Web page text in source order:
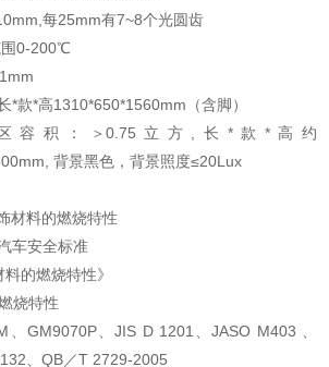
每25mm有7~8个光圆齿
围0-200℃
*款*高1310*650*1560mm（含脚）
容积：＞0.75立方,长*款*高约
背景黑色，背景照度≤20Lux
材料的燃烧特性
车安全标准
的燃烧特性》
烧特性
GM9070P、JIS D 1201、JASO M403 、
、QB／T 2729-2005